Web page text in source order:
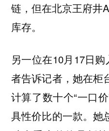
链，但在北京王府井
库存。
另一位在10月17日
者告诉记者，她在柜
计算了数十个“一口
具性价比的一款。她